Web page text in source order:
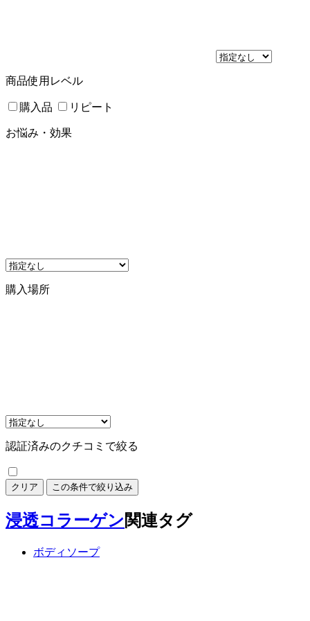
商品使用レベル
購入品 リピート
お悩み・効果
購入場所
認証済みのクチコミで絞る
クリア この条件で絞り込み
浸透コラーゲン関連タグ
ボディソープ